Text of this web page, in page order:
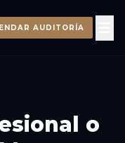
AUDITORÍA
o